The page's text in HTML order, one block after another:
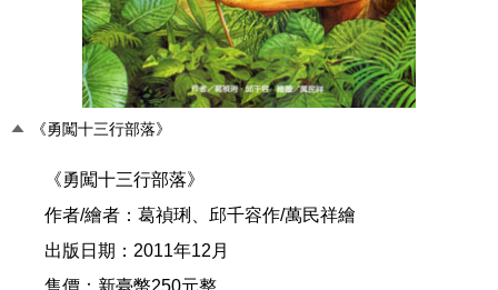
《勇闖十三行部落》
《勇闖十三行部落》
作者/繪者：葛禎琍、邱千容作/萬民祥繪
出版日期：2011年12月
售價：新臺幣250元整